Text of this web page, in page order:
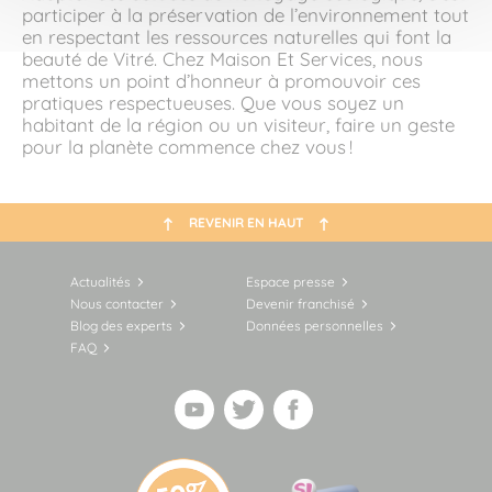
participer à la préservation de l’environnement tout
en respectant les ressources naturelles qui font la
beauté de Vitré. Chez Maison Et Services, nous
mettons un point d’honneur à promouvoir ces
pratiques respectueuses. Que vous soyez un
habitant de la région ou un visiteur, faire un geste
pour la planète commence chez vous !
REVENIR EN HAUT
Actualités
Espace presse
Nous contacter
Devenir franchisé
Blog des experts
Données personnelles
FAQ